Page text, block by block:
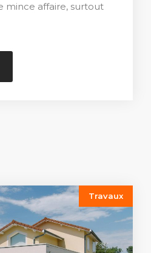
mince affaire, surtout
Travaux